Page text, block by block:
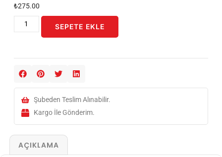
₺275.00
SEPETE EKLE
Şubeden Teslim Alınabilir.
Kargo İle Gönderim.
AÇIKLAMA